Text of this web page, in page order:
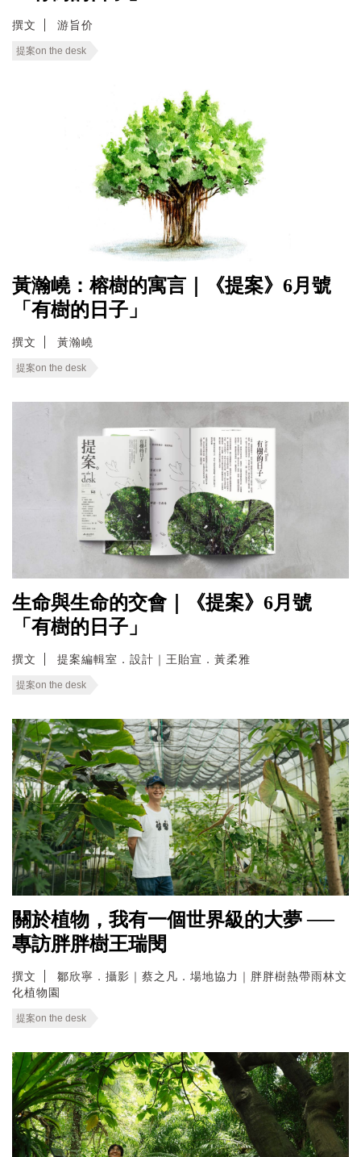
撰文 游旨价
提案on the desk
黃瀚嶢：榕樹的寓言｜《提案》6月號
「有樹的日子」
撰文 黃瀚嶢
提案on the desk
生命與生命的交會｜《提案》6月號
「有樹的日子」
撰文 提案編輯室．設計｜王貽宣．黃柔雅
提案on the desk
關於植物，我有一個世界級的大夢 ──
專訪胖胖樹王瑞閔
撰文
鄒欣寧．攝影｜蔡之凡．場地協力｜胖胖樹熱帶雨林文
化植物園
提案on the desk